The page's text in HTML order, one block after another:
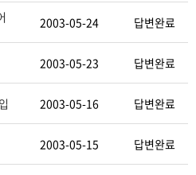
2003-05-24 답변완료
2003-05-23 답변완료
2003-05-16 답변완료
2003-05-15 답변완료